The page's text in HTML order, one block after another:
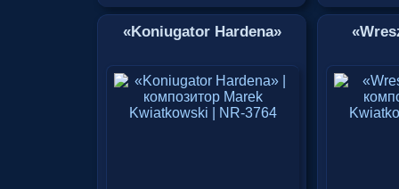
«Koniugator Hardena»